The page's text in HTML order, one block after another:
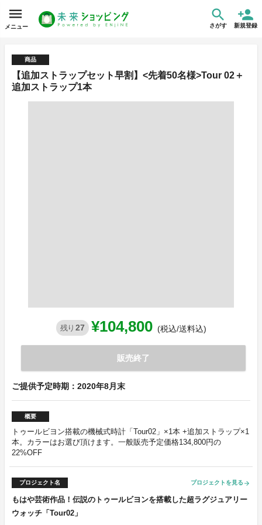
メニュー さがす 新規登録
商品
【追加ストラップセット早割】<先着50名様>Tour 02＋
追加ストラップ1本
残り 27 ¥104,800 (税込/送料込)
販売終了
ご提供予定時期：2020年8月末
概要
トゥールビヨン搭載の機械式時計「Tour02」×1本 +追加ストラップ×1
本。カラーはお選び頂けます。一般販売予定価格134,800円の
22%OFF
プロジェクト名 プロジェクトを見る arrow_forward
もはや芸術作品！伝説のトゥールビヨンを搭載した超ラグジュアリー
ウォッチ「Tour02」